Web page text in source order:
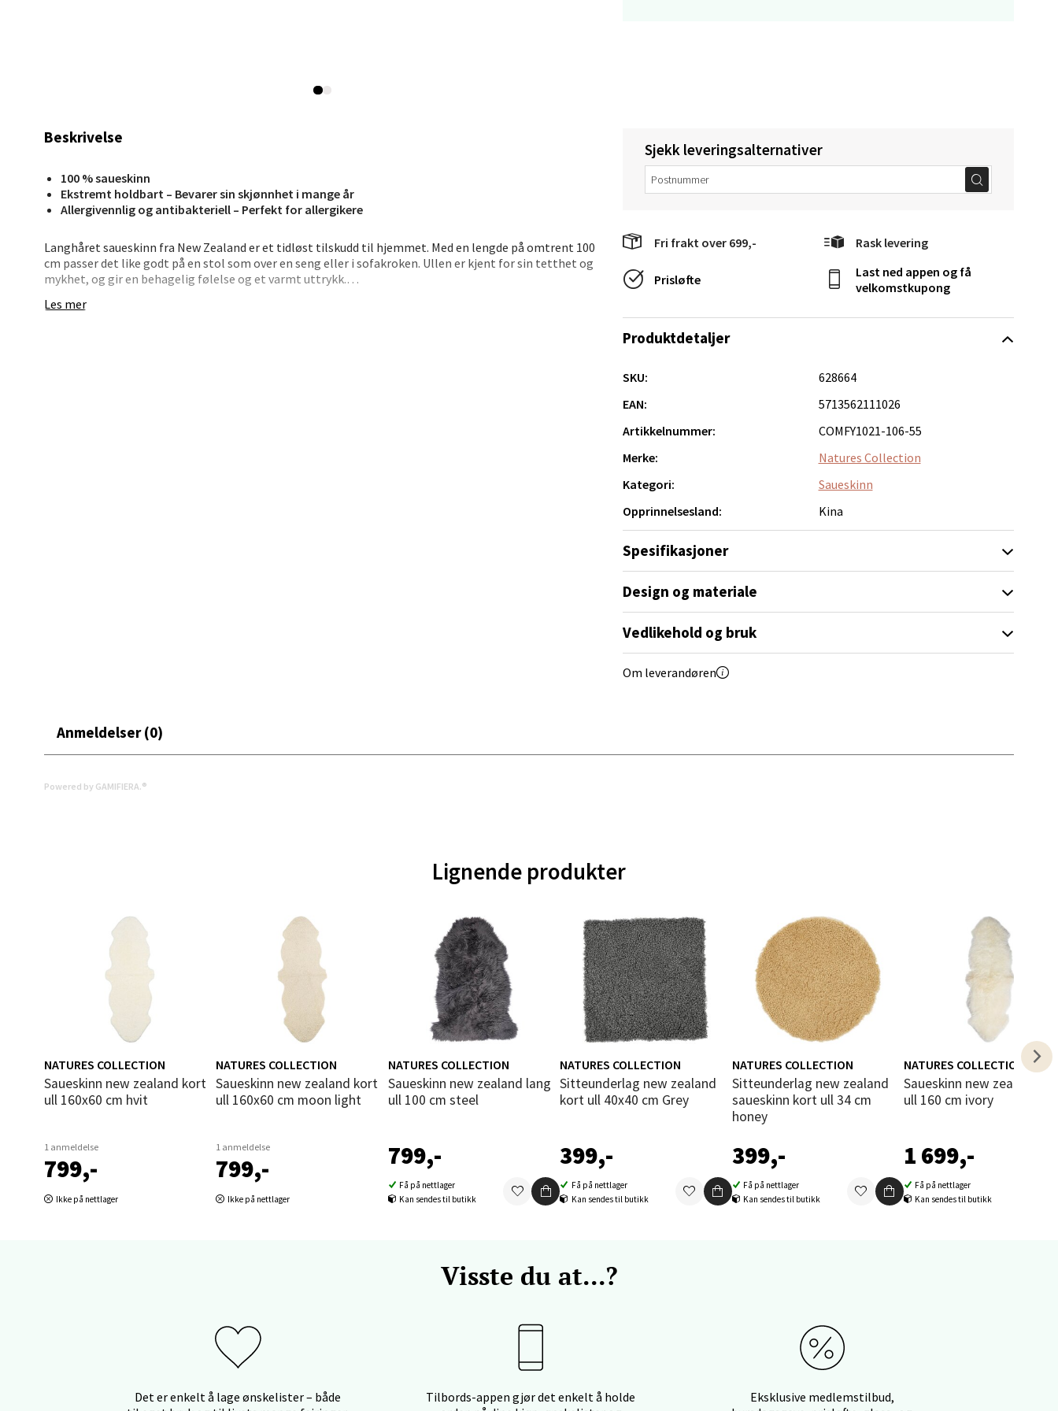
Beskrivelse
100 % saueskinn
Ekstremt holdbart – Bevarer sin skjønnhet i mange år
Allergivennlig og antibakteriell – Perfekt for allergikere
Langhåret saueskinn fra New Zealand er et tidløst tilskudd til hjemmet. Med en lengde på omtrent 100
cm passer det like godt på en stol som over en seng eller i sofakroken. Ullen er kjent for sin tetthet og
mykhet, og gir en behagelig følelse og et varmt uttrykk.
Hvert saueskinn er unikt, med naturlige variasjoner i form og struktur. Det passer perfekt inn i både
Les mer
Sjekk leveringsalternativer
Fri frakt over 699,- Rask levering
Prisløfte
Last ned appen og få
velkomstkupong
Produktdetaljer
SKU:
628664
EAN:
5713562111026
Artikkelnummer:
COMFY1021-106-55
Merke:
Natures Collection
Kategori:
Saueskinn
Opprinnelsesland:
Kina
Spesifikasjoner
Design og materiale
Vedlikehold og bruk
Om leverandøren
Anmeldelser (0)
Powered by GAMIFIERA.®
Lignende produkter
NATURES COLLECTION
Saueskinn new zealand kort
ull 160x60 cm hvit
1 anmeldelse
799,-
Ikke på nettlager
NATURES COLLECTION
Saueskinn new zealand kort
ull 160x60 cm moon light
1 anmeldelse
799,-
Ikke på nettlager
NATURES COLLECTION
Saueskinn new zealand lang
ull 100 cm steel
799,-
Få på nettlager
Kan sendes til butikk
NATURES COLLECTION
Sitteunderlag new zealand
kort ull 40x40 cm Grey
399,-
Få på nettlager
Kan sendes til butikk
NATURES COLLECTION
Sitteunderlag new zealand
saueskinn kort ull 34 cm
honey
399,-
Få på nettlager
Kan sendes til butikk
NATURES COLLECTION
Saueskinn new zealand lang
ull 160 cm ivory
1 699,-
Få på nettlager
Kan sendes til butikk
Visste du at...?
Det er enkelt å lage ønskelister – både
Tilbords-appen gjør det enkelt å holde
Eksklusive medlemstilbud,
Lillemarkens markensgate 25B, 4611 Kristiansand
Oslo - Linderud
Åpent i dag 10-19
0 i butikk
Mo i Rana - Thon Senter Mo i Rana
Fridtjof Nansensgate 22, 8622 Mo i Rana
Åpent i dag 10-18
Velg
Ålesund - Thon Senter Moa
Narvik - Thon Senter Malmporten
Bolagsgata 1, 8514 Narvik